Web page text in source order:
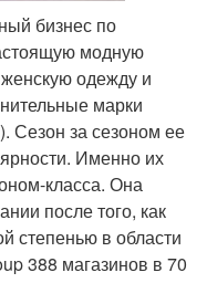
бизнес по
модную
одежду и
марки
Сезон за сезоном ее
Именно их
класса. Она
после того, как
степенью в области
388 магазинов в 70